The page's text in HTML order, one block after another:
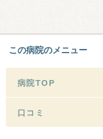
この病院のメニュー
病院TOP
口コミ